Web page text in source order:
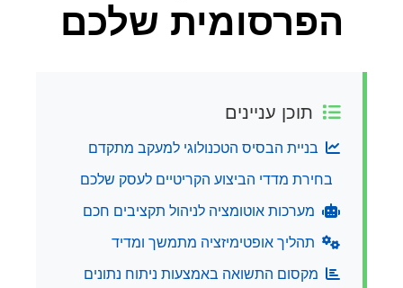
הפרסומית שלכם
תוכן עניינים
בניית הבסיס הטכנולוגי למעקב מתקדם
בחירת מדדי הביצוע הקריטיים לעסק שלכם
מערכות אוטומציה לניהול תקציבים חכם
תהליך אופטימיזציה מתמשך ומדיד
מקסום התשואה באמצעות ניתוח נתונים